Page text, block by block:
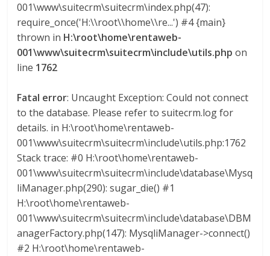
001\www\suitecrm\suitecrm\index.php(47):
require_once('H:\\root\\home\\re...') #4 {main}
thrown in H:\root\home\rentaweb-
001\www\suitecrm\suitecrm\include\utils.php on
line 1762
Fatal error: Uncaught Exception: Could not connect
to the database. Please refer to suitecrm.log for
details. in H:\root\home\rentaweb-
001\www\suitecrm\suitecrm\include\utils.php:1762
Stack trace: #0 H:\root\home\rentaweb-
001\www\suitecrm\suitecrm\include\database\Mysq
liManager.php(290): sugar_die() #1
H:\root\home\rentaweb-
001\www\suitecrm\suitecrm\include\database\DBM
anagerFactory.php(147): MysqliManager->connect()
#2 H:\root\home\rentaweb-